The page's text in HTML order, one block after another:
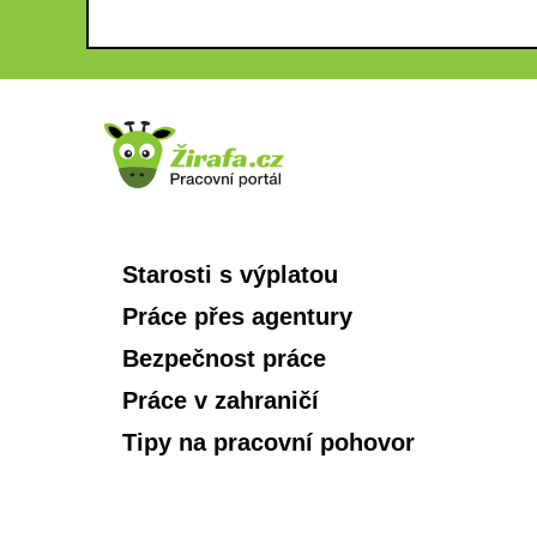
Starosti s výplatou
Práce přes agentury
Bezpečnost práce
Práce v zahraničí
Tipy na pracovní pohovor